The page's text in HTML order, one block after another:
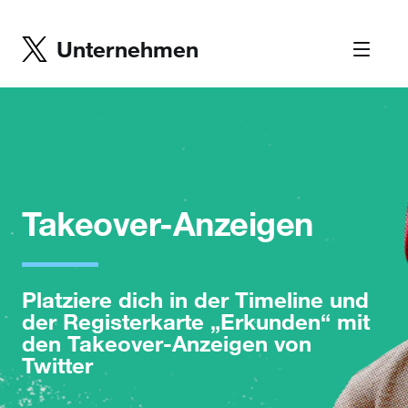
Unternehmen
Takeover-Anzeigen
Platziere dich in der Timeline und
der Registerkarte „Erkunden“ mit
den Takeover-Anzeigen von
Twitter